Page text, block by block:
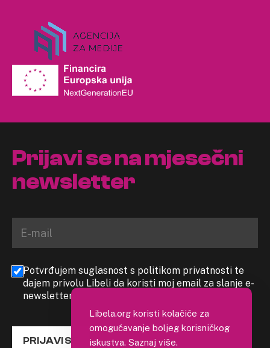
Prijavi se na mjesečni
newsletter
Potvrđujem suglasnost s politikom privatnosti te
dajem privolu Libeli da koristi moj email za slanje e-
newslettera
PRIJAVI SE
Libela.org koristi kolačiće za
omogućavanje boljeg korisničkog
iskustva. Saznaj više.